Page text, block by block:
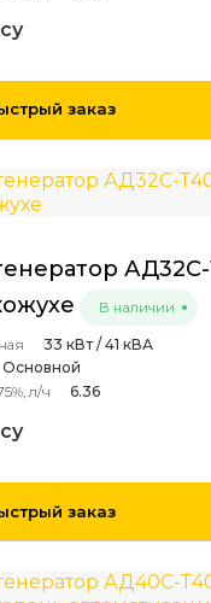
заказ
В наличии
33 кВт / 41 кВА
Основной
л/ч
6.36
заказ